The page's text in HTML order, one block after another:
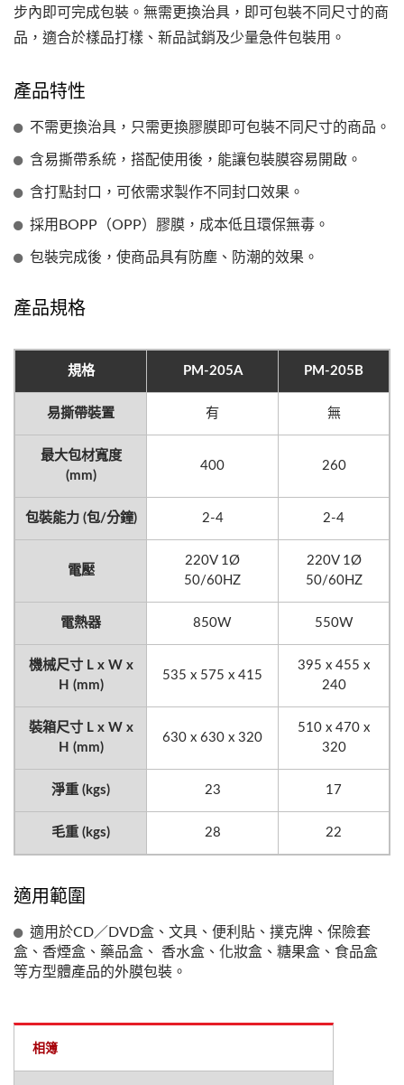
步內即可完成包裝。無需更換治具，即可包裝不同尺寸的商
品，適合於樣品打樣、新品試銷及少量急件包裝用。
產品特性
不需更換治具，只需更換膠膜即可包裝不同尺寸的商品。
含易撕帶系統，搭配使用後，能讓包裝膜容易開啟。
含打點封口，可依需求製作不同封口效果。
採用BOPP（OPP）膠膜，成本低且環保無毒。
包裝完成後，使商品具有防塵、防潮的效果。
產品規格
規格 PM-205A PM-205B
易撕帶裝置 有 無
最大包材寬度
(mm)
400 260
包裝能力 (包/分鐘) 2-4 2-4
電壓
220V 1Ø
50/60HZ
220V 1Ø
50/60HZ
電熱器 850W 550W
機械尺寸 L x W x
H (mm)
535 x 575 x 415
395 x 455 x
240
裝箱尺寸 L x W x
H (mm)
630 x 630 x 320
510 x 470 x
320
淨重 (kgs) 23 17
毛重 (kgs) 28 22
適用範圍
適用於CD／DVD盒、文具、便利貼、撲克牌、保險套
盒、香煙盒、藥品盒、 香水盒、化妝盒、糖果盒、食品盒
等方型體產品的外膜包裝。
相簿